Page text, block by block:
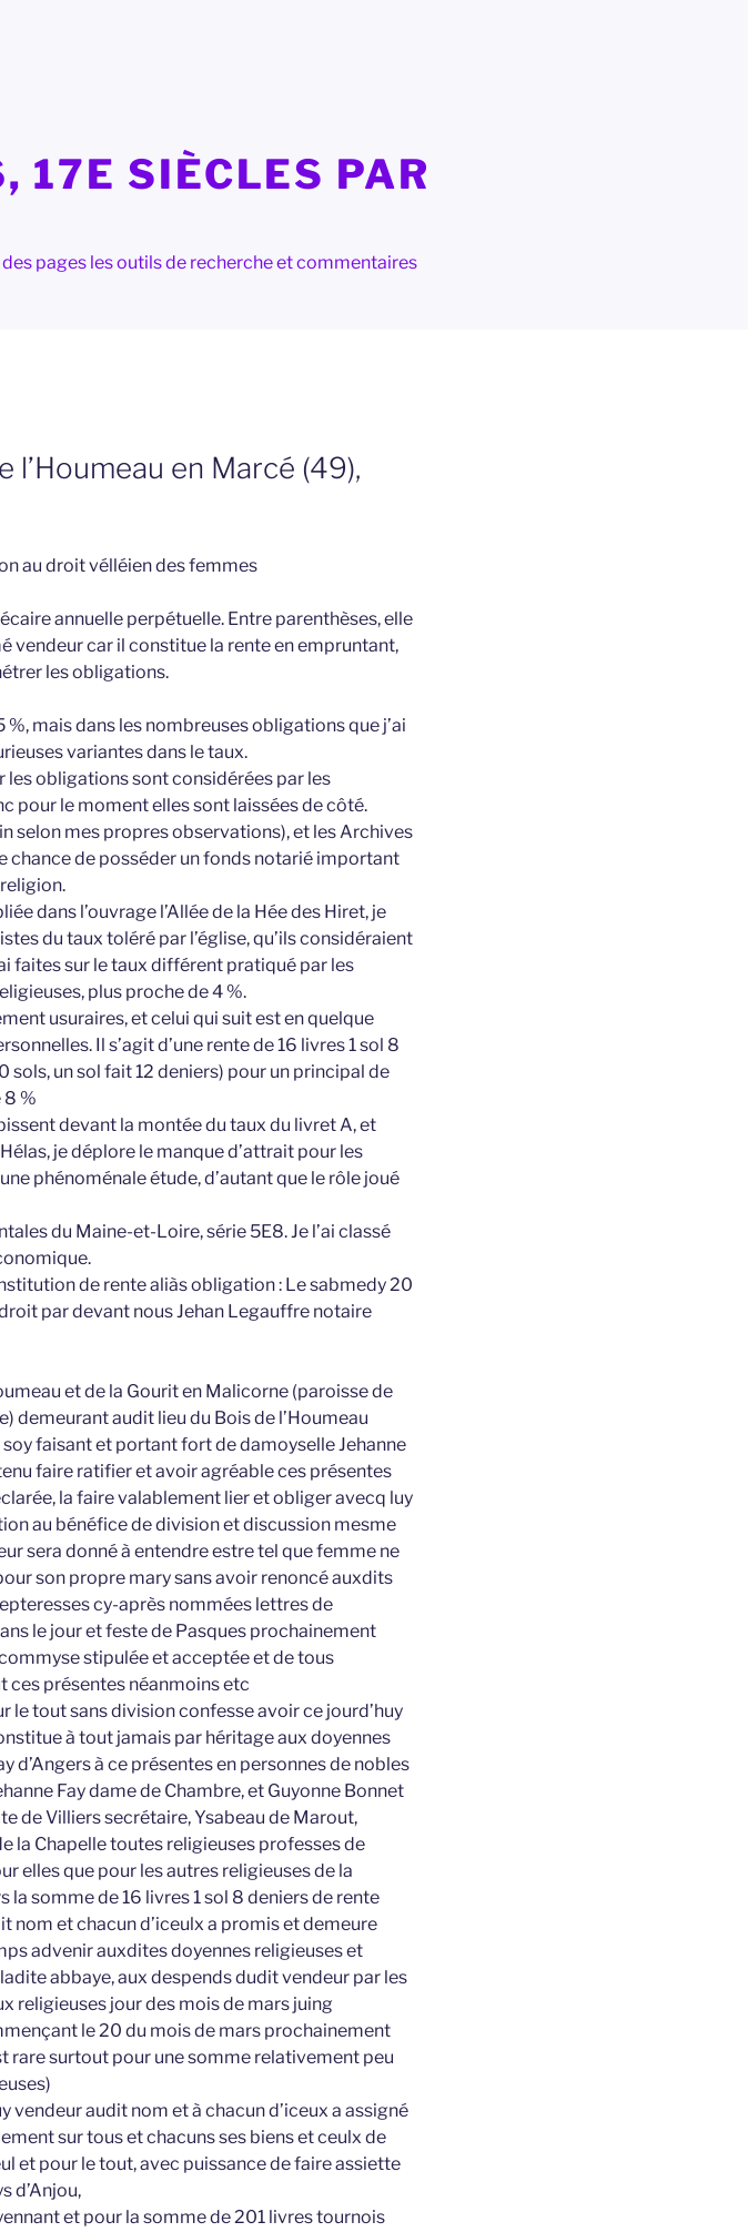
17E SIÈCLES PAR
pages les outils de recherche et commentaires
l’Houmeau en Marcé (49),
au droit vélléien des femmes
annuelle perpétuelle. Entre parenthèses, elle
vendeur car il constitue la rente en empruntant,
les obligations.
mais dans les nombreuses obligations que j’ai
variantes dans le taux.
les obligations sont considérées par les
pour le moment elles sont laissées de côté.
selon mes propres observations), et les Archives
chance de posséder un fonds notarié important
dans l’ouvrage l’Allée de la Hée des Hiret, je
du taux toléré par l’église, qu’ils considéraient
faites sur le taux différent pratiqué par les
plus proche de 4 %.
usuraires, et celui qui suit est en quelque
Il s’agit d’une rente de 16 livres 1 sol 8
un sol fait 12 deniers) pour un principal de
8 %
devant la montée du taux du livret A, et
je déplore le manque d’attrait pour les
phénoménale étude, d’autant que le rôle joué
du Maine-et-Loire, série 5E8. Je l’ai classé
de rente aliàs obligation : Le sabmedy 20
par devant nous Jehan Legauffre notaire
et de la Gourit en Malicorne (paroisse de
demeurant audit lieu du Bois de l’Houmeau
faisant et portant fort de damoyselle Jehanne
faire ratifier et avoir agréable ces présentes
la faire valablement lier et obliger avecq luy
au bénéfice de division et discussion mesme
sera donné à entendre estre tel que femme ne
son propre mary sans avoir renoncé auxdits
cy-après nommées lettres de
le jour et feste de Pasques prochainement
stipulée et acceptée et de tous
ces présentes néanmoins etc
le tout sans division confesse avoir ce jourd’huy
à tout jamais par héritage aux doyennes
d’Angers à ce présentes en personnes de nobles
Fay dame de Chambre, et Guyonne Bonnet
de Villiers secrétaire, Ysabeau de Marout,
la Chapelle toutes religieuses professes de
elles que pour les autres religieuses de la
somme de 16 livres 1 sol 8 deniers de rente
nom et chacun d’iceulx a promis et demeure
advenir auxdites doyennes religieuses et
abbaye, aux despends dudit vendeur par les
religieuses jour des mois de mars juing
le 20 du mois de mars prochainement
rare surtout pour une somme relativement peu
vendeur audit nom et à chacun d’iceux a assigné
sur tous et chacuns ses biens et ceulx de
et pour le tout, avec puissance de faire assiette
d’Anjou,
et pour la somme de 201 livres tournois